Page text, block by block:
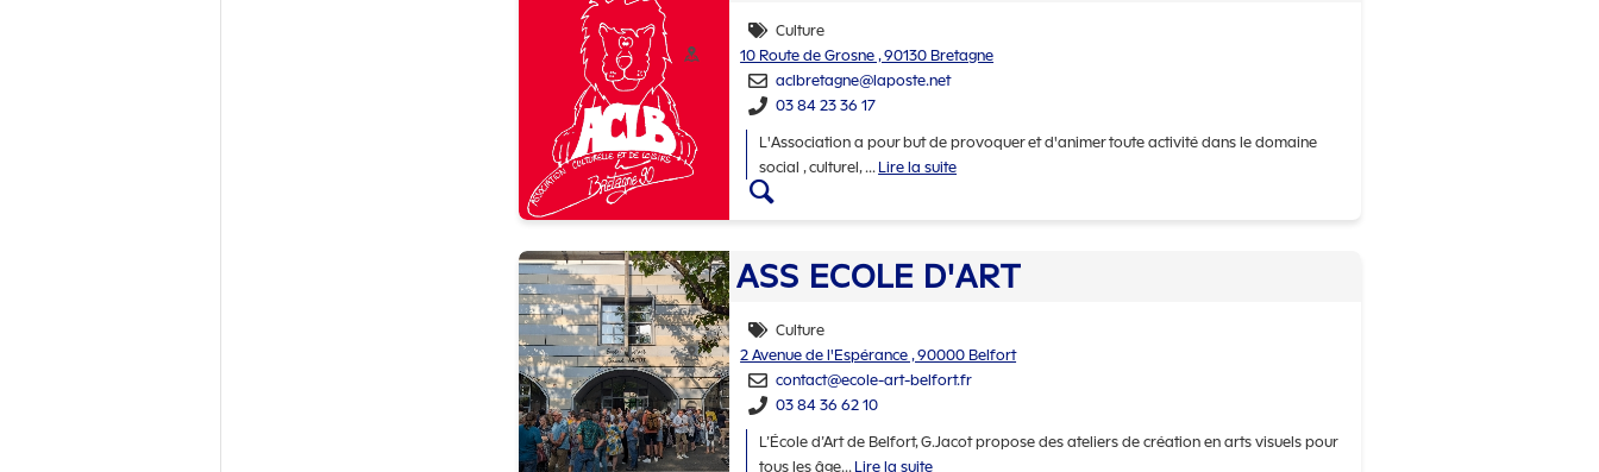
Thématiques
Culture
Adresse :
10 Route de Grosne , 90130 Bretagne
aclbretagne@laposte.net
03 84 23 36 17
L'Association a pour but de provoquer et d'animer toute activité dans le domaine
social , culturel,...Lire la suite
Accéder aux détails de ASS CULTURELLE ET DE LOISIRS DE
ASS ECOLE D'ART
Thématiques
Culture
Adresse :
2 Avenue de l'Espérance , 90000 Belfort
contact@ecole-art-belfort.fr
03 84 36 62 10
L’École d’Art de Belfort, G.Jacot propose des ateliers de création en arts visuels pour
tous les âge...Lire la suite